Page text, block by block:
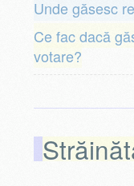
Unde găsesc
Ce fac dacă
votare?